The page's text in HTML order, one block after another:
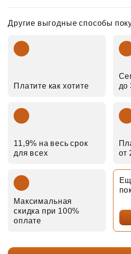
Другие выгодные способы
Платите как хотите
до
11,9% на весь срок
для всех
от
Максимальная
скидка при 100%
оплате